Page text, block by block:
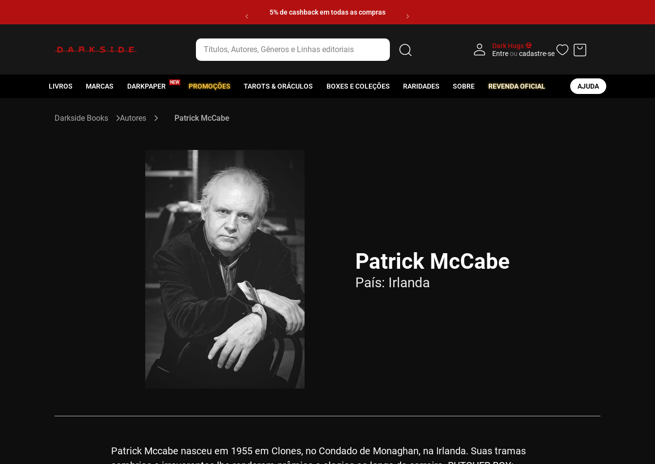
5% de cashback em todas as compras
Títulos, Autores, Gêneros e Linhas editoriais
Dark Hugs 💀
Entreou cadastre-se
LIVROS MARCAS DARKPAPER PROMOÇÕES TAROTS & ORÁCULOS BOXES E COLEÇÕES RARIDADES SOBRE REVENDA OFICIAL AJUDA
Autores Patrick McCabe
Patrick McCabe
País: Irlanda
Patrick Mccabe nasceu em 1955 em Clones, no Condado de Monaghan, na Irlanda. Suas tramas